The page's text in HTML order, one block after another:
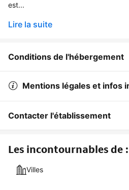
est...
Lire la suite
Conditions de l'hébergement
Mentions légales et infos
Contacter l'établissement
Les incontournables de
Villes